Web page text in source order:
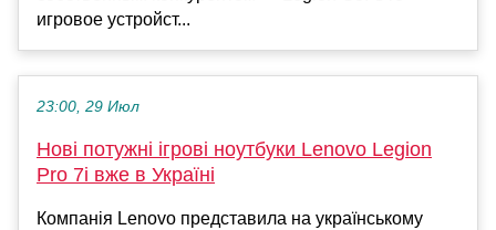
игровое устройст...
23:00, 29 Июл
Нові потужні ігрові ноутбуки Lenovo Legion
Pro 7i вже в Україні
Компанія Lenovo представила на українському